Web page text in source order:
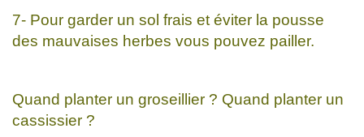
7- Pour garder un sol frais et éviter la pousse
des mauvaises herbes vous pouvez pailler.
Quand planter un groseillier ? Quand planter un
cassissier ?